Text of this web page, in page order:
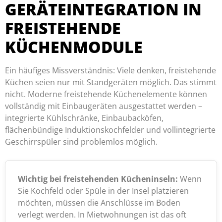
GERÄTEINTEGRATION IN
FREISTEHENDE
KÜCHENMODULE
Ein häufiges Missverständnis: Viele denken, freistehende
Küchen seien nur mit Standgeräten möglich. Das stimmt
nicht. Moderne freistehende Küchenelemente können
vollständig mit Einbaugeräten ausgestattet werden –
integrierte Kühlschränke, Einbaubacköfen,
flächenbündige Induktionskochfelder und vollintegrierte
Geschirrspüler sind problemlos möglich.
Wichtig bei freistehenden Kücheninseln: Wenn
Sie Kochfeld oder Spüle in der Insel platzieren
möchten, müssen die Anschlüsse im Boden
verlegt werden. In Mietwohnungen ist das oft